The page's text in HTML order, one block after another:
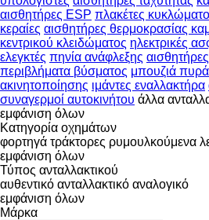
αισθητήρες ESP πλακέτες
κεραίες αισθητήρες θερμοκρασίας
κεντρικού κλειδώματος ηλεκτρικές
ελεγκτές πηνία ανάφλεξης
περιβλήματα βύσματος μπουζιά
ακινητοποίησης ιμάντες εναλλακτήρα
συναγερμοί αυτοκινήτου άλλα
εμφάνιση όλων
Κατηγορία οχημάτων
φορτηγά τράκτορες ρυμουλκούμενα
εμφάνιση όλων
Τύπος ανταλλακτικού
αυθεντικό ανταλλακτικό αναλογικό
εμφάνιση όλων
Μάρκα